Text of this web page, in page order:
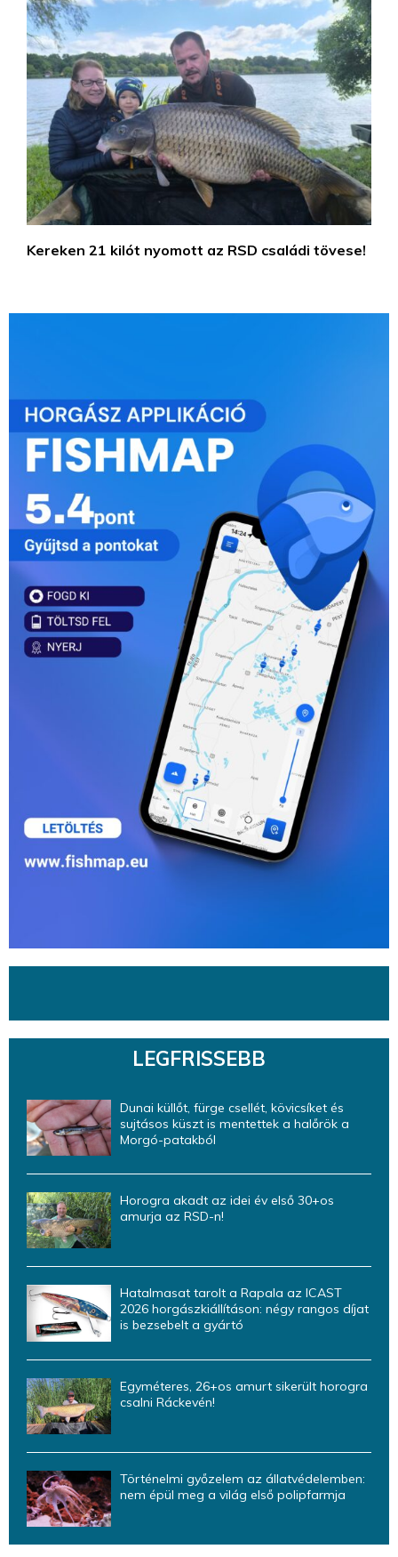
Kereken 21 kilót nyomott az RSD családi tövese!
LEGFRISSEBB
Dunai küllőt, fürge csellét, kövicsíket és
sujtásos küszt is mentettek a halőrök a
Morgó-patakból
Horogra akadt az idei év első 30+os
amurja az RSD-n!
Hatalmasat tarolt a Rapala az ICAST
2026 horgászkiállításon: négy rangos díjat
is bezsebelt a gyártó
Egyméteres, 26+os amurt sikerült horogra
csalni Ráckevén!
Történelmi győzelem az állatvédelemben:
nem épül meg a világ első polipfarmja